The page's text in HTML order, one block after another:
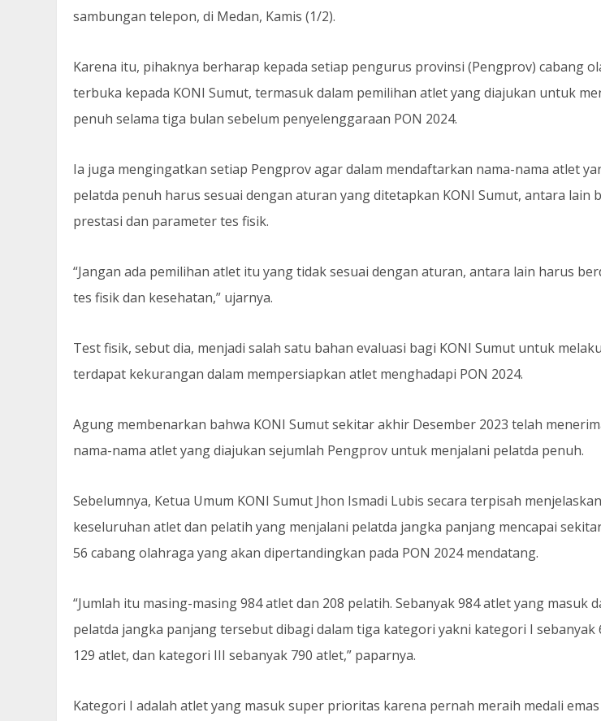
sambungan telepon, di Medan, Kamis (1/2).
Karena itu, pihaknya berharap kepada setiap pengurus provinsi (Pengprov) cabang
terbuka kepada KONI Sumut, termasuk dalam pemilihan atlet yang diajukan untuk
penuh selama tiga bulan sebelum penyelenggaraan PON 2024.
Ia juga mengingatkan setiap Pengprov agar dalam mendaftarkan nama-nama atlet
pelatda penuh harus sesuai dengan aturan yang ditetapkan KONI Sumut, antara lain
prestasi dan parameter tes fisik.
“Jangan ada pemilihan atlet itu yang tidak sesuai dengan aturan, antara lain harus
tes fisik dan kesehatan,” ujarnya.
Test fisik, sebut dia, menjadi salah satu bahan evaluasi bagi KONI Sumut untuk
terdapat kekurangan dalam mempersiapkan atlet menghadapi PON 2024.
Agung membenarkan bahwa KONI Sumut sekitar akhir Desember 2023 telah
nama-nama atlet yang diajukan sejumlah Pengprov untuk menjalani pelatda penuh.
Sebelumnya, Ketua Umum KONI Sumut Jhon Ismadi Lubis secara terpisah
keseluruhan atlet dan pelatih yang menjalani pelatda jangka panjang mencapai
56 cabang olahraga yang akan dipertandingkan pada PON 2024 mendatang.
“Jumlah itu masing-masing 984 atlet dan 208 pelatih. Sebanyak 984 atlet yang masuk
pelatda jangka panjang tersebut dibagi dalam tiga kategori yakni kategori I sebanyak
129 atlet, dan kategori III sebanyak 790 atlet,” paparnya.
Kategori I adalah atlet yang masuk super prioritas karena pernah meraih medali